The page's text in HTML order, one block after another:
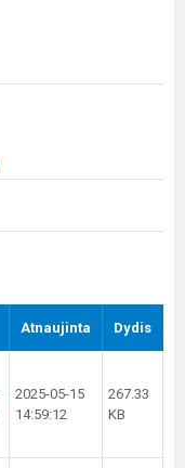
Atnaujinta Dydis
2025-05-15
14:59:12
267.33
KB